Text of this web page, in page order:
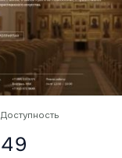
Доступность
49